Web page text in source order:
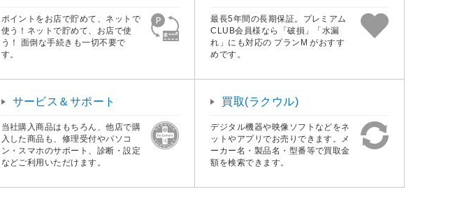
ポイントをお店で貯めて、ネットで
使う！ネットで貯めて、お店で使
う！ 面倒な手続きも一切不要で
す。
最長5年間の長期保証。プレミアム
CLUB会員様なら「破損」「水漏
れ」にも対応の プランM がおすす
めです。
サービス＆サポート
当社購入商品はもちろん、他店で購
入した商品も、修理受付やパソコ
ン・スマホのサポート、診断・設定
などご利用いただけます。
買取(ラクウル)
デジタル機器や映像ソフトなどをネ
ットやアプリでお売りできます。メ
ーカー名・製品名・型番等で買取金
額を検索できます。